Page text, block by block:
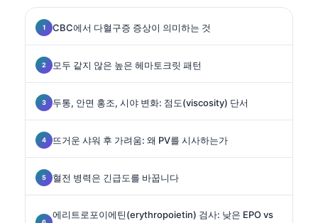
CBC에서 다혈구증 증상이 의미하는 것
모두 같지 않은 높은 헤마토크릿 패턴
두통, 안면 홍조, 시야 변화: 점도(viscosity) 단서
뜨거운 샤워 후 가려움: 왜 PV를 시사하는가
혈전 병력은 긴급도를 바꿉니다
에리트로포이에틴(erythropoietin) 검사: 낮은 EPO vs